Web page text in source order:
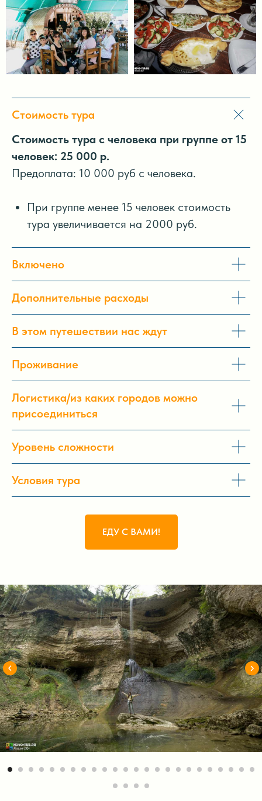
Стоимость тура
Стоимость тура с человека при группе от 15
человек: 25 000 р.
Предоплата: 10 000 руб с человека.
При группе менее 15 человек стоимость
тура увеличивается на 2000 руб.
Включено
Дополнительные расходы
В этом путешествии нас ждут
Проживание
Логистика/из каких городов можно
присоединиться
Уровень сложности
Условия тура
ЕДУ С ВАМИ!